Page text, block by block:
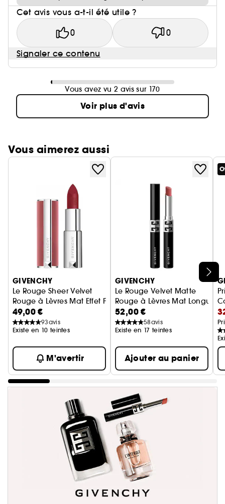
Cet avis vous a-t-il été utile ?
0 0
Signaler ce contenu
Vous avez vu 2 avis sur 170
Voir plus d'avis
Vous aimerez aussi
Ignorer le carrousel produits
GIVENCHY
Le Rouge Sheer Velvet
Rouge à Lèvres Mat Effet Floutant
49,00 €
93avis
Existe en 10 teintes
M'avertir
GIVENCHY
Le Rouge Velvet Matte
Rouge à Lèvres Mat Longue
52,00 €
58avis
Existe en 17 teintes
Ajouter au panier